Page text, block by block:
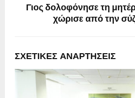
Γιος δολοφόνησε τη
χώρισε από την
ΣΧΕΤΙΚΈΣ ΑΝΑΡΤΉΣΕΙΣ